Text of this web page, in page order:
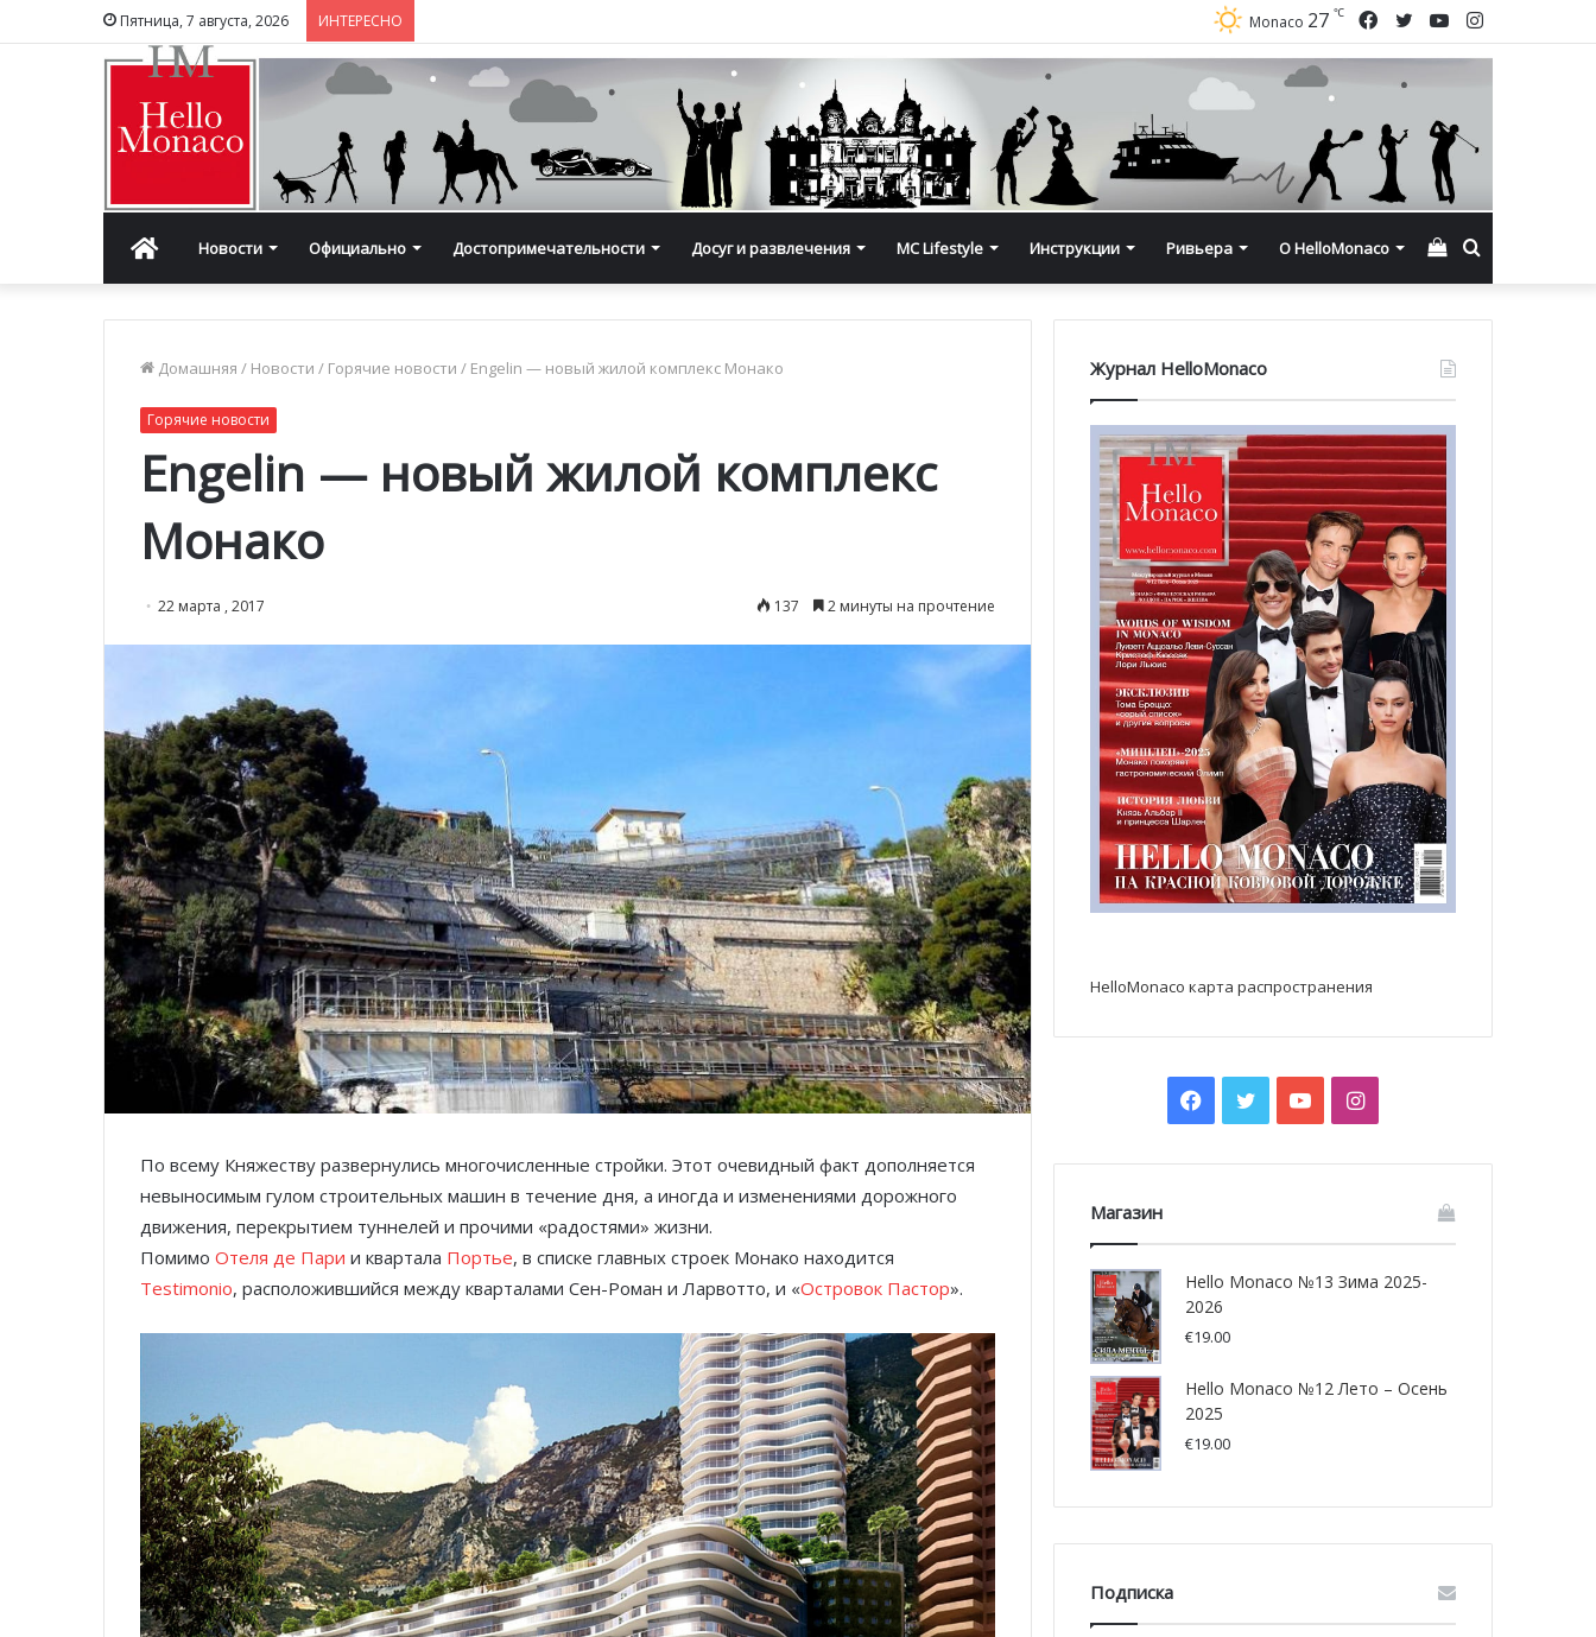
Пятница, 7 августа, 2026 ИНТЕРЕСНО Instagram
YouTube
Twitter
Facebook
Monaco 27 ℃
ГлавнаяНовости Официально Достопримечательности Досуг и развлечения MC Lifestyle Инструкции Ривьера О HelloMonaco Смотреть
корзину
Домашняя / Новости / Горячие новости / Engelin — новый жилой комплекс Монако
Горячие новости
Engelin — новый жилой комплекс
Монако
22 марта , 2017 137 2 минуты на прочтение
По всему Княжеству развернулись многочисленные стройки. Этот очевидный факт дополняется
невыносимым гулом строительных машин в течение дня, а иногда и изменениями дорожного
движения, перекрытием туннелей и прочими «радостями» жизни.
Помимо Отеля де Пари и квартала Портье, в списке главных строек Монако находится
Testimonio, расположившийся между кварталами Сен-Роман и Ларвотто, и «Островок Пастор».
Журнал HelloMonaco
HelloMonaco карта распространения
Facebook
TwitterYouTubeInstagram
Магазин
Hello Monaco №13 Зима 2025-
2026
€19.00
Hello Monaco №12 Лето – Осень
2025
€19.00
Подписка